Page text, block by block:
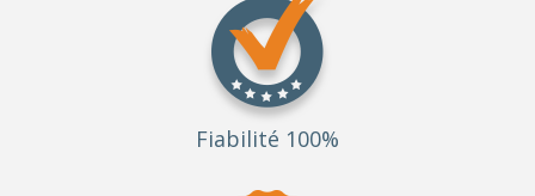
Fiabilité 100%